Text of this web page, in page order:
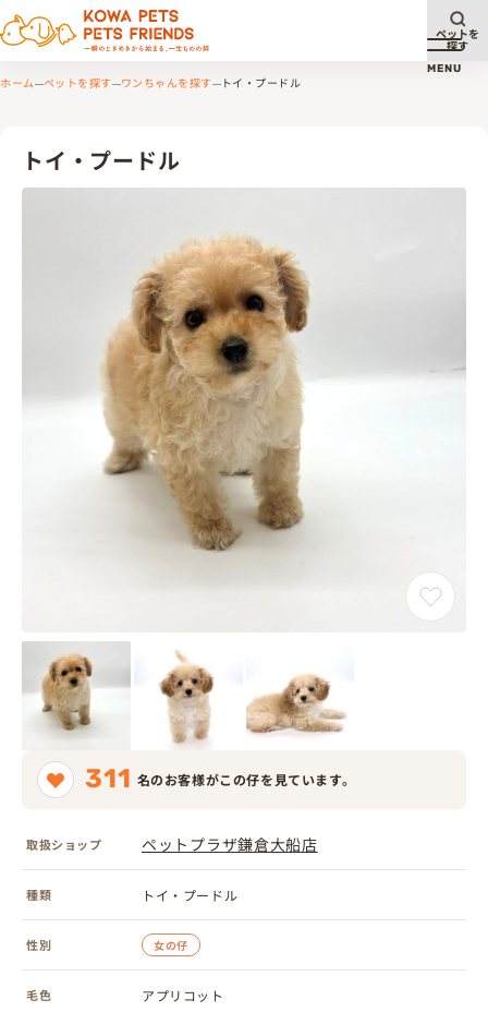
メニ
MENU
ペットを
探す
ホーム ペットを探す ワンちゃんを探す トイ・プードル
トイ・プードル
311 名のお客様がこの仔を見ています。
取扱ショップ ペットプラザ鎌倉大船店
種類 トイ・プードル
性別 女の仔
毛色 アプリコット